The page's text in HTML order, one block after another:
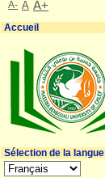
A- A A+
Accueil
Sélection de la langue